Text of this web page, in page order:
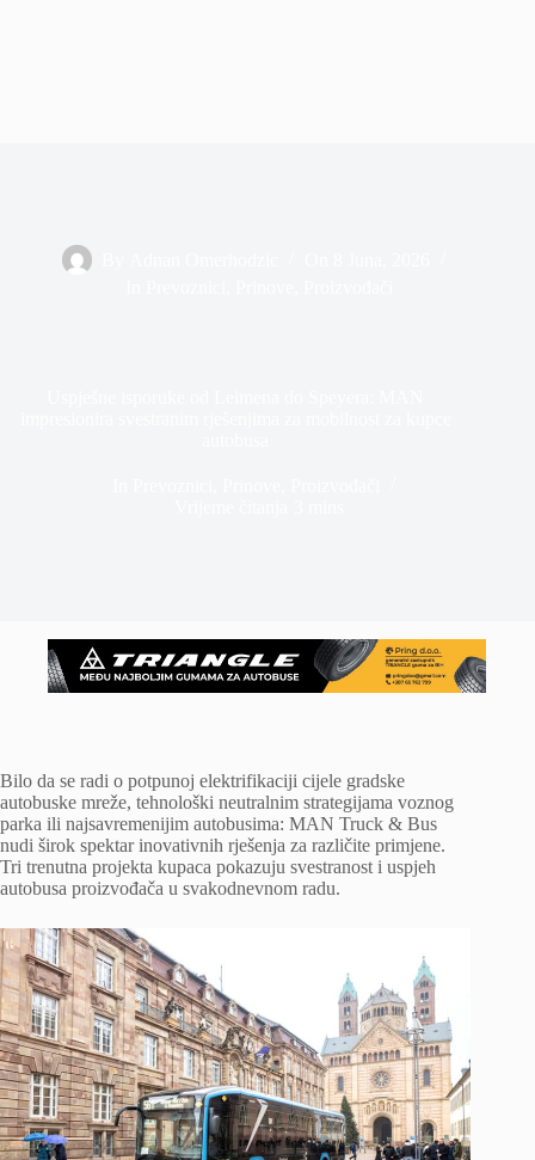
Bilo da se radi o potpunoj elektrifikaciji cijele gradske
autobuske mreže, tehnološki neutralnim strategijama voznog
parka ili najsavremenijim autobusima: MAN Truck & Bus
nudi širok spektar inovativnih rješenja za različite primjene.
Tri trenutna projekta kupaca pokazuju svestranost i uspjeh
autobusa proizvođača u svakodnevnom radu.